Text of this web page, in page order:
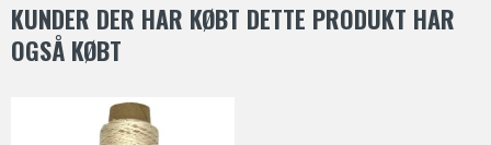
KUNDER DER HAR KØBT DETTE PRODUKT HAR
OGSÅ KØBT